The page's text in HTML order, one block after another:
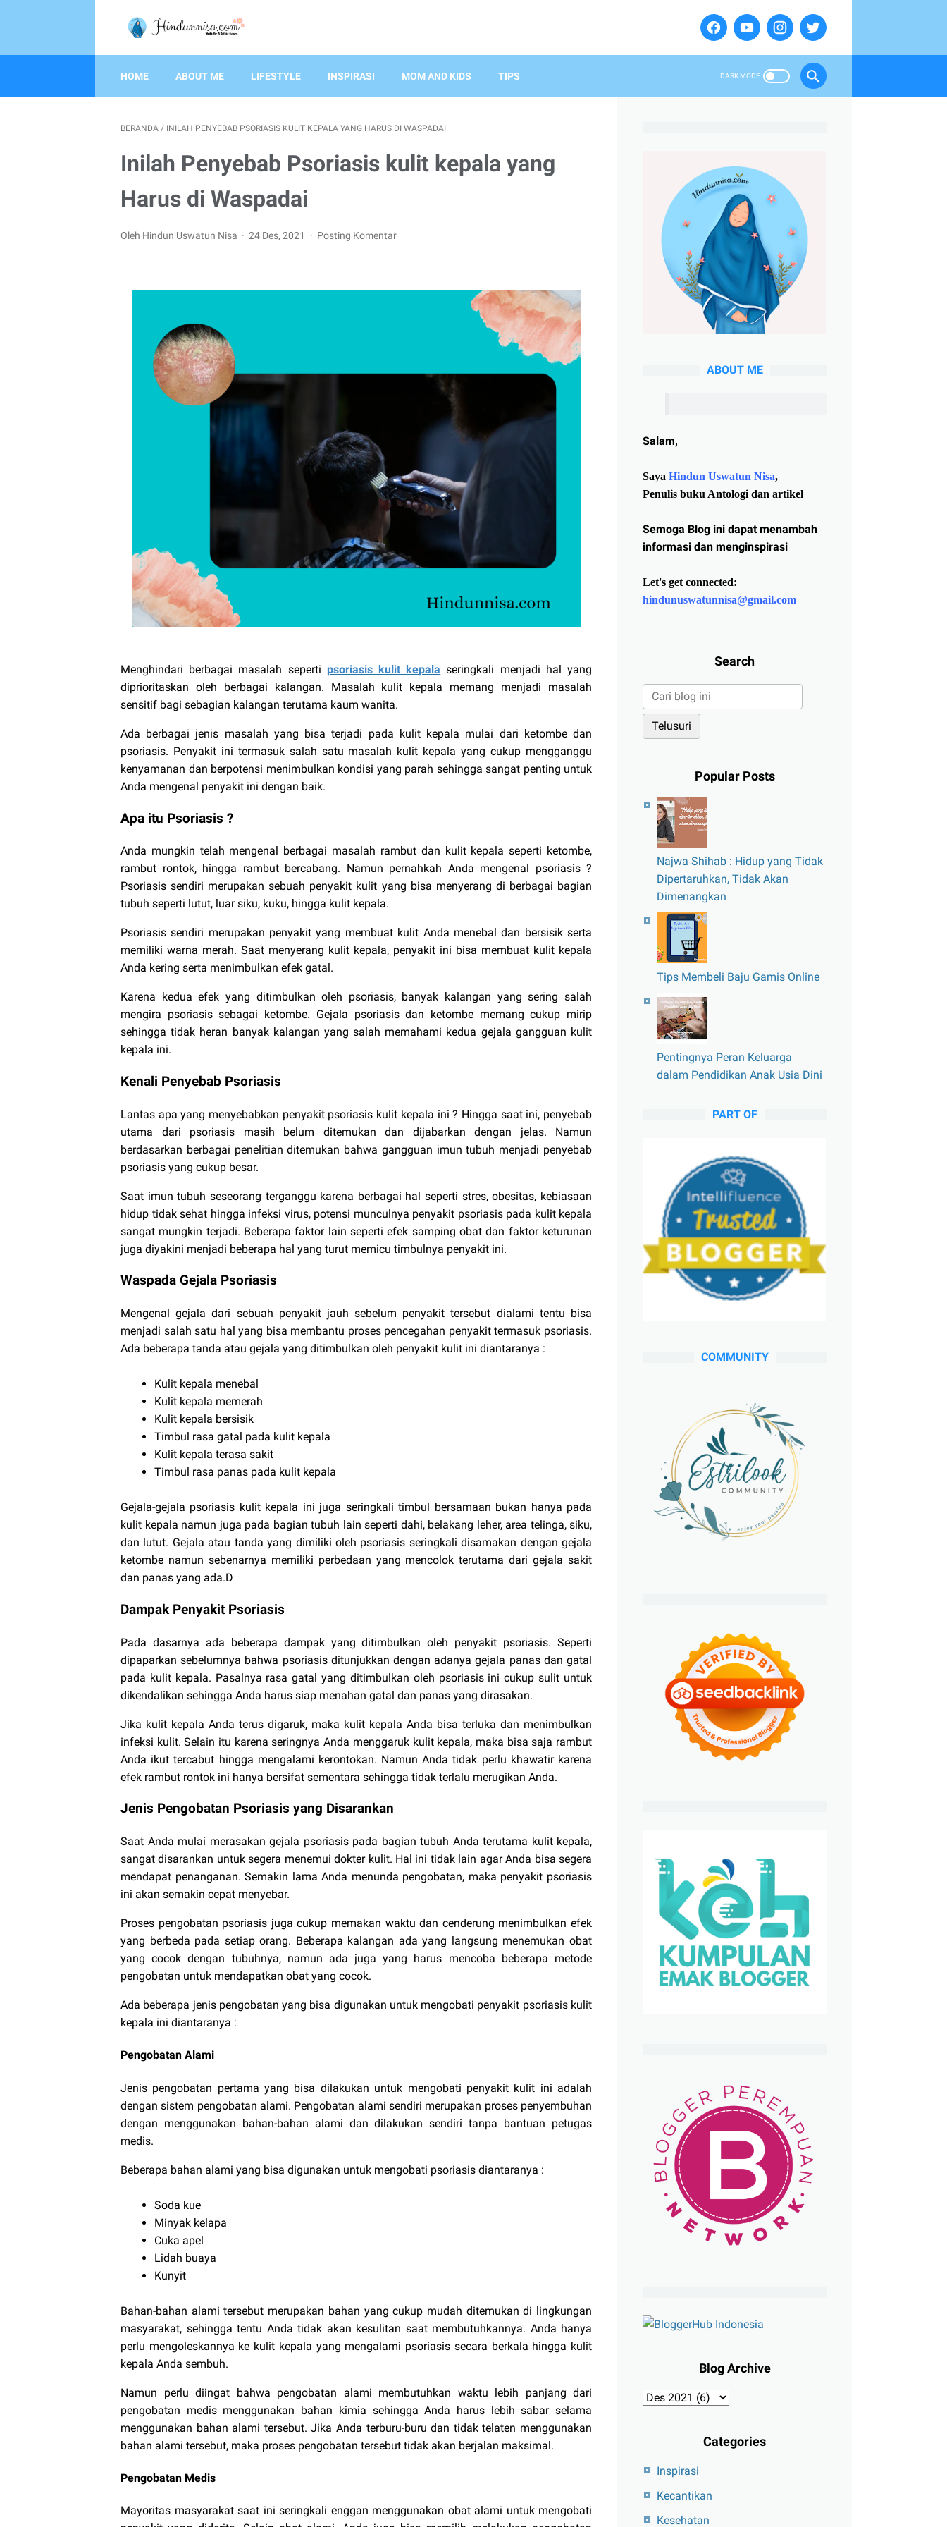
HOME ABOUT ME LIFESTYLE INSPIRASI MOM AND KIDS TIPS
BERANDA / INILAH PENYEBAB PSORIASIS KULIT KEPALA YANG HARUS DI WASPADAI
Inilah Penyebab Psoriasis kulit kepala yang
Harus di Waspadai
Oleh Hindun Uswatun Nisa 24 Des, 2021 Posting Komentar
Menghindari berbagai masalah seperti psoriasis kulit kepala seringkali menjadi hal yang
diprioritaskan oleh berbagai kalangan. Masalah kulit kepala memang menjadi masalah
sensitif bagi sebagian kalangan terutama kaum wanita.
Ada berbagai jenis masalah yang bisa terjadi pada kulit kepala mulai dari ketombe dan
psoriasis. Penyakit ini termasuk salah satu masalah kulit kepala yang cukup mengganggu
kenyamanan dan berpotensi menimbulkan kondisi yang parah sehingga sangat penting untuk
Anda mengenal penyakit ini dengan baik.
Apa itu Psoriasis ?
Anda mungkin telah mengenal berbagai masalah rambut dan kulit kepala seperti ketombe,
rambut rontok, hingga rambut bercabang. Namun pernahkah Anda mengenal psoriasis ?
Psoriasis sendiri merupakan sebuah penyakit kulit yang bisa menyerang di berbagai bagian
tubuh seperti lutut, luar siku, kuku, hingga kulit kepala.
Psoriasis sendiri merupakan penyakit yang membuat kulit Anda menebal dan bersisik serta
memiliki warna merah. Saat menyerang kulit kepala, penyakit ini bisa membuat kulit kepala
Anda kering serta menimbulkan efek gatal.
Karena kedua efek yang ditimbulkan oleh psoriasis, banyak kalangan yang sering salah
mengira psoriasis sebagai ketombe. Gejala psoriasis dan ketombe memang cukup mirip
sehingga tidak heran banyak kalangan yang salah memahami kedua gejala gangguan kulit
kepala ini.
Kenali Penyebab Psoriasis
Lantas apa yang menyebabkan penyakit psoriasis kulit kepala ini ? Hingga saat ini, penyebab
utama dari psoriasis masih belum ditemukan dan dijabarkan dengan jelas. Namun
berdasarkan berbagai penelitian ditemukan bahwa gangguan imun tubuh menjadi penyebab
psoriasis yang cukup besar.
Saat imun tubuh seseorang terganggu karena berbagai hal seperti stres, obesitas, kebiasaan
hidup tidak sehat hingga infeksi virus, potensi munculnya penyakit psoriasis pada kulit kepala
sangat mungkin terjadi. Beberapa faktor lain seperti efek samping obat dan faktor keturunan
juga diyakini menjadi beberapa hal yang turut memicu timbulnya penyakit ini.
Waspada Gejala Psoriasis
Mengenal gejala dari sebuah penyakit jauh sebelum penyakit tersebut dialami tentu bisa
menjadi salah satu hal yang bisa membantu proses pencegahan penyakit termasuk psoriasis.
Ada beberapa tanda atau gejala yang ditimbulkan oleh penyakit kulit ini diantaranya :
Kulit kepala menebal
Kulit kepala memerah
Kulit kepala bersisik
Timbul rasa gatal pada kulit kepala
Kulit kepala terasa sakit
Timbul rasa panas pada kulit kepala
Gejala-gejala psoriasis kulit kepala ini juga seringkali timbul bersamaan bukan hanya pada
kulit kepala namun juga pada bagian tubuh lain seperti dahi, belakang leher, area telinga, siku,
dan lutut. Gejala atau tanda yang dimiliki oleh psoriasis seringkali disamakan dengan gejala
ketombe namun sebenarnya memiliki perbedaan yang mencolok terutama dari gejala sakit
dan panas yang ada.D
Dampak Penyakit Psoriasis
Pada dasarnya ada beberapa dampak yang ditimbulkan oleh penyakit psoriasis. Seperti
dipaparkan sebelumnya bahwa psoriasis ditunjukkan dengan adanya gejala panas dan gatal
pada kulit kepala. Pasalnya rasa gatal yang ditimbulkan oleh psoriasis ini cukup sulit untuk
dikendalikan sehingga Anda harus siap menahan gatal dan panas yang dirasakan.
Jika kulit kepala Anda terus digaruk, maka kulit kepala Anda bisa terluka dan menimbulkan
infeksi kulit. Selain itu karena seringnya Anda menggaruk kulit kepala, maka bisa saja rambut
Anda ikut tercabut hingga mengalami kerontokan. Namun Anda tidak perlu khawatir karena
efek rambut rontok ini hanya bersifat sementara sehingga tidak terlalu merugikan Anda.
Jenis Pengobatan Psoriasis yang Disarankan
Saat Anda mulai merasakan gejala psoriasis pada bagian tubuh Anda terutama kulit kepala,
sangat disarankan untuk segera menemui dokter kulit. Hal ini tidak lain agar Anda bisa segera
mendapat penanganan. Semakin lama Anda menunda pengobatan, maka penyakit psoriasis
ini akan semakin cepat menyebar.
Proses pengobatan psoriasis juga cukup memakan waktu dan cenderung menimbulkan efek
yang berbeda pada setiap orang. Beberapa kalangan ada yang langsung menemukan obat
yang cocok dengan tubuhnya, namun ada juga yang harus mencoba beberapa metode
pengobatan untuk mendapatkan obat yang cocok.
Ada beberapa jenis pengobatan yang bisa digunakan untuk mengobati penyakit psoriasis kulit
kepala ini diantaranya :
Pengobatan Alami
Jenis pengobatan pertama yang bisa dilakukan untuk mengobati penyakit kulit ini adalah
dengan sistem pengobatan alami. Pengobatan alami sendiri merupakan proses penyembuhan
dengan menggunakan bahan-bahan alami dan dilakukan sendiri tanpa bantuan petugas
medis.
Beberapa bahan alami yang bisa digunakan untuk mengobati psoriasis diantaranya :
Soda kue
Minyak kelapa
Cuka apel
Lidah buaya
Kunyit
Bahan-bahan alami tersebut merupakan bahan yang cukup mudah ditemukan di lingkungan
masyarakat, sehingga tentu Anda tidak akan kesulitan saat membutuhkannya. Anda hanya
perlu mengoleskannya ke kulit kepala yang mengalami psoriasis secara berkala hingga kulit
kepala Anda sembuh.
Namun perlu diingat bahwa pengobatan alami membutuhkan waktu lebih panjang dari
pengobatan medis menggunakan bahan kimia sehingga Anda harus lebih sabar selama
menggunakan bahan alami tersebut. Jika Anda terburu-buru dan tidak telaten menggunakan
bahan alami tersebut, maka proses pengobatan tersebut tidak akan berjalan maksimal.
Pengobatan Medis
Mayoritas masyarakat saat ini seringkali enggan menggunakan obat alami untuk mengobati
ABOUT ME
Salam,
SayaHindun Uswatun Nisa,
Penulis buku Antologi dan artikel
Semoga Blog ini dapat menambah
informasi dan menginspirasi
Let's get connected:
hindunuswatunnisa@gmail.com
Search
Popular Posts
Najwa Shihab : Hidup yang Tidak
Dipertaruhkan, Tidak Akan
Dimenangkan
Tips Membeli Baju Gamis Online
Pentingnya Peran Keluarga
dalam Pendidikan Anak Usia Dini
PART OF
COMMUNITY
Blog Archive
Categories
Inspirasi
Kecantikan
Kesehatan